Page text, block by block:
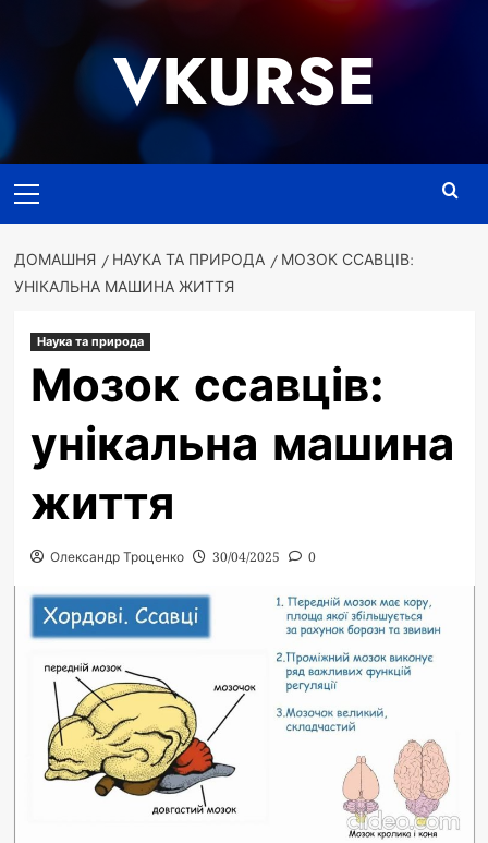
VKURSE
меню
ДОМАШНЯ НАУКА ТА ПРИРОДА
МОЗОК ССАВЦІВ:
УНІКАЛЬНА МАШИНА ЖИТТЯ
Наука та природа
Мозок ссавців:
унікальна машина
життя
Олександр Троценко 30/04/2025 0